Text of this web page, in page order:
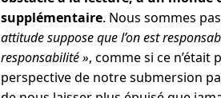
supplémentaire. Nous sommes
attitude suppose que l’on est
responsabilité », comme si ce n’était
perspective de notre submersion